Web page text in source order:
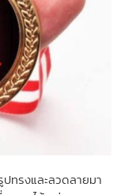
ทรงและลวดลายมา